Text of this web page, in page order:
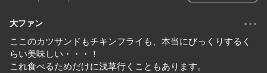
大ファン ...
ここのカツサンドもチキンフライも、本当にびっくりするく
らい美味しい・・・！
これ食べるためだけに浅草行くこともあります。